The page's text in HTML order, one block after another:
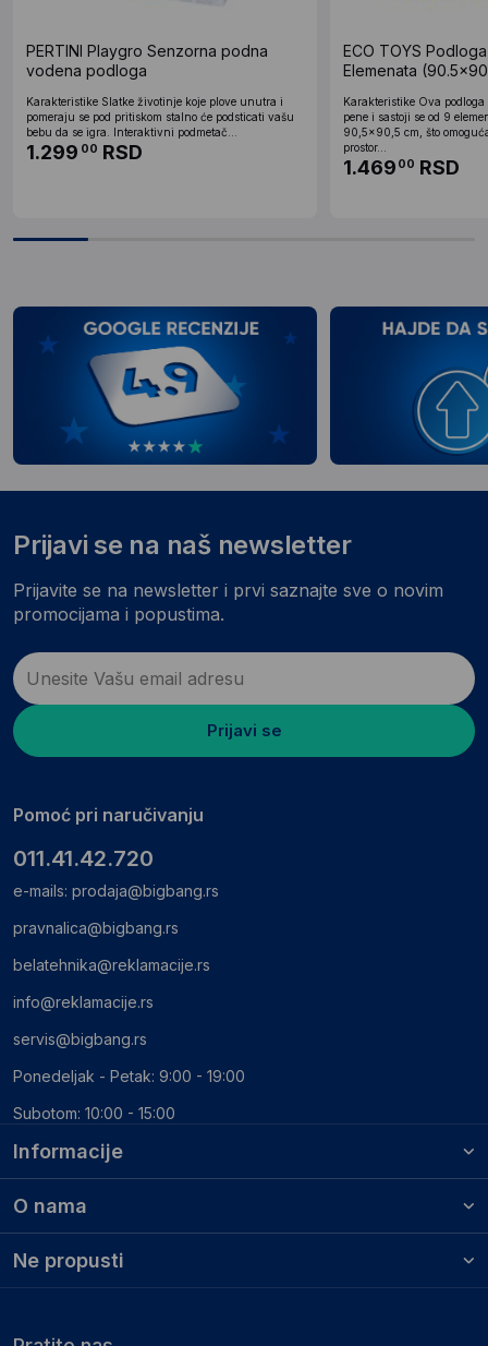
PERTINI Playgro Senzorna podna
vodena podloga
Karakteristike Slatke životinje koje plove unutra i
pomeraju se pod pritiskom stalno će podsticati vašu
bebu da se igra. Interaktivni podmetač...
1.299 00 RSD
ECO TOYS
Elemenata
Karakteristike Ova
pene i sastoji se od 9
90,5x90,5 cm, što
prostor...
1.469 00 RSD
Informacije
O nama
Ne propusti
Prijavi se na naš newsletter
Prijavite se na newsletter i prvi saznajte sve o novim
promocijama i popustima.
Prijavi se
Pomoć pri naručivanju
011.41.42.720
e-mails: prodaja@bigbang.rs
pravnalica@bigbang.rs
belatehnika@reklamacije.rs
info@reklamacije.rs
servis@bigbang.rs
Ponedeljak - Petak: 9:00 - 19:00
Subotom: 10:00 - 15:00